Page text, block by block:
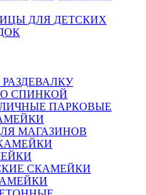
ДЛЯ ДЕТСКИХ
СПИНКОЙ
ПАРКОВЫЕ
МАГАЗИНОВ
СКАМЕЙКИ